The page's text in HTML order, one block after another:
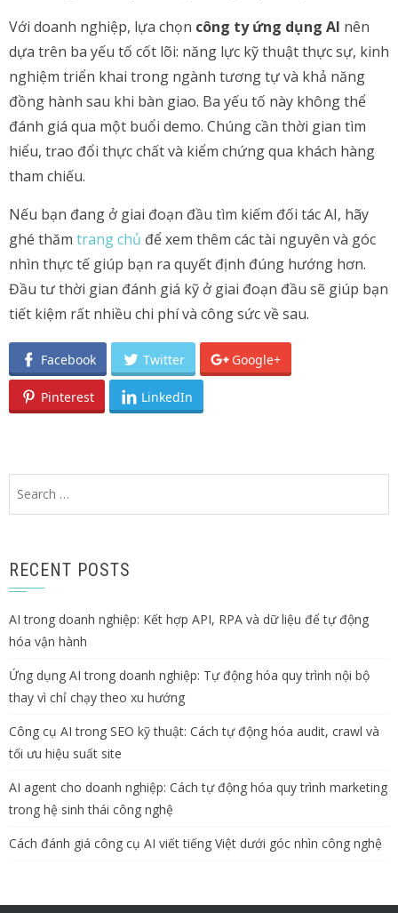
Với doanh nghiệp, lựa chọn công ty ứng dụng AI nên
dựa trên ba yếu tố cốt lõi: năng lực kỹ thuật thực sự, kinh
nghiệm triển khai trong ngành tương tự và khả năng
đồng hành sau khi bàn giao. Ba yếu tố này không thể
đánh giá qua một buổi demo. Chúng cần thời gian tìm
hiểu, trao đổi thực chất và kiểm chứng qua khách hàng
tham chiếu.
Nếu bạn đang ở giai đoạn đầu tìm kiếm đối tác AI, hãy
ghé thăm trang chủ để xem thêm các tài nguyên và góc
nhìn thực tế giúp bạn ra quyết định đúng hướng hơn.
Đầu tư thời gian đánh giá kỹ ở giai đoạn đầu sẽ giúp bạn
tiết kiệm rất nhiều chi phí và công sức về sau.
Facebook Twitter Google+
Pinterest LinkedIn
RECENT POSTS
AI trong doanh nghiệp: Kết hợp API, RPA và dữ liệu để tự động
hóa vận hành
Ứng dụng AI trong doanh nghiệp: Tự động hóa quy trình nội bộ
thay vì chỉ chạy theo xu hướng
Công cụ AI trong SEO kỹ thuật: Cách tự động hóa audit, crawl và
tối ưu hiệu suất site
AI agent cho doanh nghiệp: Cách tự động hóa quy trình marketing
trong hệ sinh thái công nghệ
Cách đánh giá công cụ AI viết tiếng Việt dưới góc nhìn công nghệ